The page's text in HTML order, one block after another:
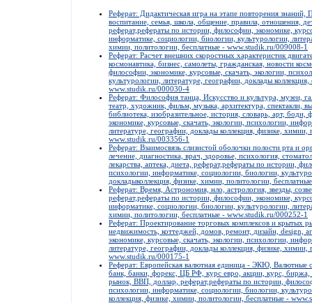
Реферат: Дидактическая игра на этапе повторения знаний,
воспитание, семья, школа, общение, правила, отношения,
реферат,рефераты по истории, философии, экономике,
информатике, социологии, биологии, культурологии,
химии, политологии, бесплатные - www.studik.ru/009008-1
Реферат: Расчет внешних скоростных характеристик
космонавтика, бизнес, самолеты, гражданская, новости
философии, экономике, курсовые, скачать, экологии,
культурологии, литературе, географии, доклады
www.studik.ru/000030-4
Реферат: Философия танца, Искусство и культура, музеи,
театр, художник, фильм, музыка, архитектура, спектакли,
библиотека, изобразительное, история, словарь, арт,
экономике, курсовые, скачать, экологии, психологии,
литературе, географии, доклады коллекция, физике, химии,
www.studik.ru/003356-1
Реферат: Взаимосвязь слизистой оболочки полости рта и
лечение, диагностика, врач, здоровье, психология,
лекарства, аптека, диета, реферат,рефераты по истории,
психологии, информатике, социологии, биологии,
докладыколлекция, физике, химии, политологии,
Реферат: Время, Астрономия, нло, астрология, звезды,
реферат,рефераты по истории, философии, экономике,
информатике, социологии, биологии, культурологии,
химии, политологии, бесплатные - www.studik.ru/000252-1
Реферат: Проектирование торговых комплексов и крытых
недвижимость, коттеджей, домов, ремонт, дизайн, design,
экономике, курсовые, скачать, экологии, психологии,
литературе, географии, доклады коллекция, физике, химии,
www.studik.ru/000175-1
Реферат: Европейская валютная единица - ЭКЮ, Валютные
банк, банки, форекс, ЦБ РФ, курс евро, акции, курс, биржа,
рынок, ВВП, доллар, реферат,рефераты по истории,
психологии, информатике, социологии, биологии,
коллекция, физике, химии, политологии, бесплатные -